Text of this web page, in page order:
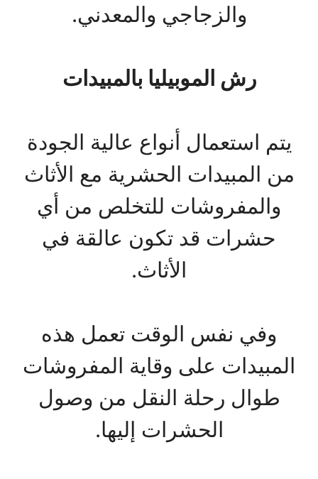
والزجاجي والمعدني.
رش الموبيليا بالمبيدات
يتم استعمال أنواع عالية الجودة
من المبيدات الحشرية مع الأثاث
والمفروشات للتخلص من أي
حشرات قد تكون عالقة في
الأثاث.
وفي نفس الوقت تعمل هذه
المبيدات على وقاية المفروشات
طوال رحلة النقل من وصول
الحشرات إليها.